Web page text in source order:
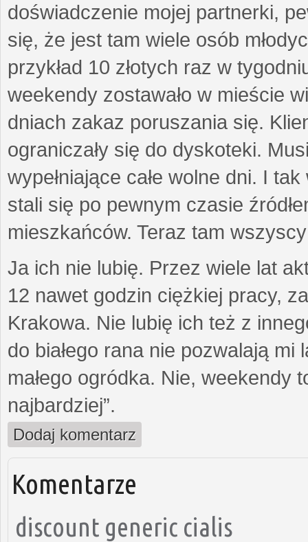
doświadczenie mojej partnerki,
się, że jest tam wiele osób
przykład 10 złotych raz w
weekendy zostawało w mieście
dniach zakaz poruszania się.
ograniczały się do dyskoteki.
wypełniające całe wolne dni. I
stali się po pewnym czasie
mieszkańców. Teraz tam
Ja ich nie lubię. Przez wiele lat
12 nawet godzin ciężkiej pracy,
Krakowa. Nie lubię ich też z
do białego rana nie pozwalają
małego ogródka. Nie, weekendy
najbardziej”.
Dodaj komentarz
Komentarze
discount generic cialis